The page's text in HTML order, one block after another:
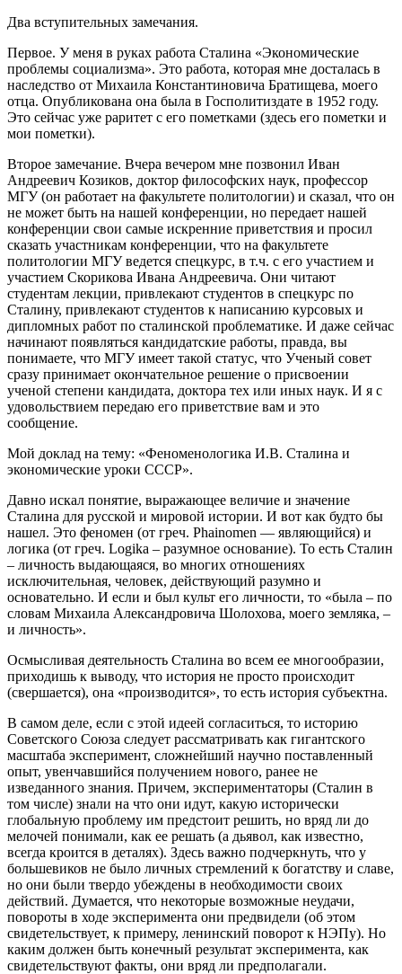
Два вступительных замечания.
Первое. У меня в руках работа Сталина «Экономические
проблемы социализма». Это работа, которая мне досталась в
наследство от Михаила Константиновича Братищева, моего
отца. Опубликована она была в Госполитиздате в 1952 году.
Это сейчас уже раритет с его пометками (здесь его пометки и
мои пометки).
Второе замечание. Вчера вечером мне позвонил Иван
Андреевич Козиков, доктор философских наук, профессор
МГУ (он работает на факультете политологии) и сказал, что он
не может быть на нашей конференции, но передает нашей
конференции свои самые искренние приветствия и просил
сказать участникам конференции, что на факультете
политологии МГУ ведется спецкурс, в т.ч. с его участием и
участием Скорикова Ивана Андреевича. Они читают
студентам лекции, привлекают студентов в спецкурс по
Сталину, привлекают студентов к написанию курсовых и
дипломных работ по сталинской проблематике. И даже сейчас
начинают появляться кандидатские работы, правда, вы
понимаете, что МГУ имеет такой статус, что Ученый совет
сразу принимает окончательное решение о присвоении
ученой степени кандидата, доктора тех или иных наук. И я с
удовольствием передаю его приветствие вам и это
сообщение.
Мой доклад на тему: «Феноменологика И.В. Сталина и
экономические уроки СССР».
Давно искал понятие, выражающее величие и значение
Сталина для русской и мировой истории. И вот как будто бы
нашел. Это феномен (от греч. Phainomen — являющийся) и
логика (от греч. Logika – разумное основание). То есть Сталин
– личность выдающаяся, во многих отношениях
исключительная, человек, действующий разумно и
основательно. И если и был культ его личности, то «была – по
словам Михаила Александровича Шолохова, моего земляка, –
и личность».
Осмысливая деятельность Сталина во всем ее многообразии,
приходишь к выводу, что история не просто происходит
(свершается), она «производится», то есть история субъектна.
В самом деле, если с этой идеей согласиться, то историю
Советского Союза следует рассматривать как гигантского
масштаба эксперимент, сложнейший научно поставленный
опыт, увенчавшийся получением нового, ранее не
изведанного знания. Причем, экспериментаторы (Сталин в
том числе) знали на что они идут, какую исторически
глобальную проблему им предстоит решить, но вряд ли до
мелочей понимали, как ее решать (а дьявол, как известно,
всегда кроится в деталях). Здесь важно подчеркнуть, что у
большевиков не было личных стремлений к богатству и славе,
но они были твердо убеждены в необходимости своих
действий. Думается, что некоторые возможные неудачи,
повороты в ходе эксперимента они предвидели (об этом
свидетельствует, к примеру, ленинский поворот к НЭПу). Но
каким должен быть конечный результат эксперимента, как
свидетельствуют факты, они вряд ли предполагали.